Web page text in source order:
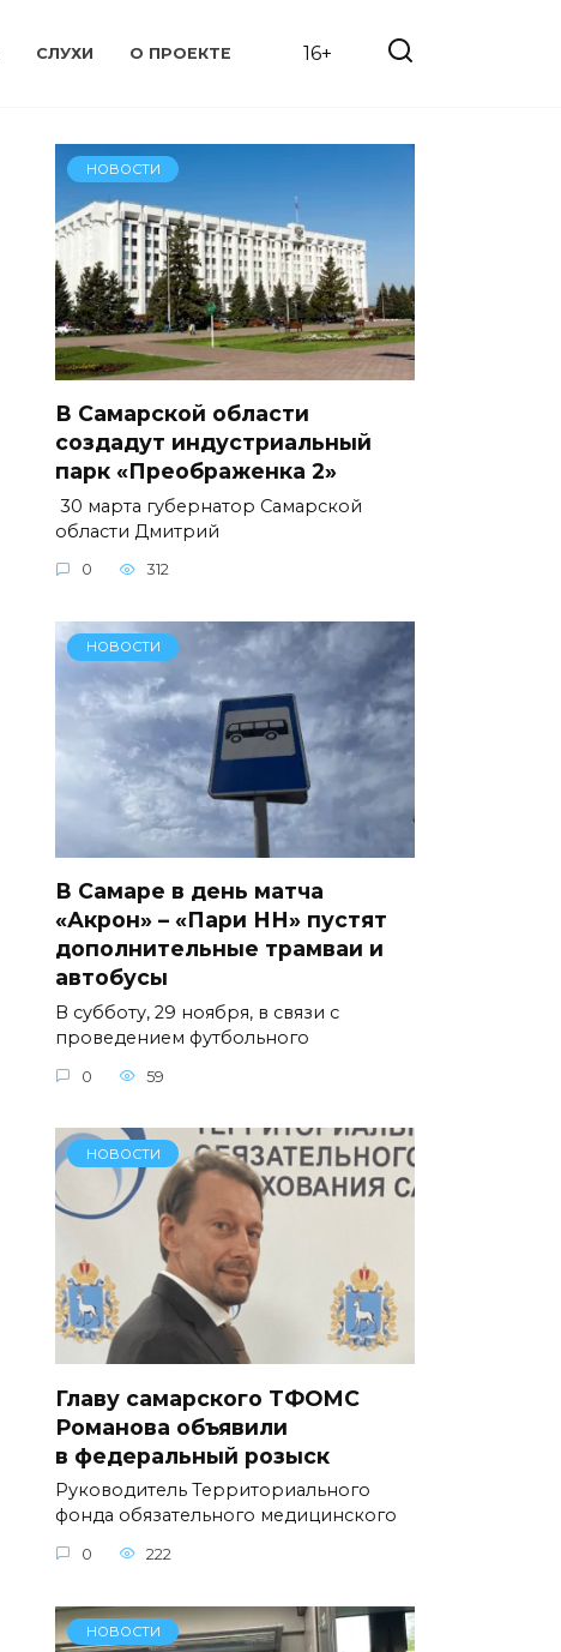
СЛУХИ О ПРОЕКТЕ 16+
НОВОСТИ
В Самарской области
создадут индустриальный
парк «Преображенка 2»
30 марта губернатор Самарской
области Дмитрий
0 312
НОВОСТИ
В Самаре в день матча
«Акрон» – «Пари НН» пустят
дополнительные трамваи и
автобусы
В субботу, 29 ноября, в связи с
проведением футбольного
0 59
НОВОСТИ
Главу самарского ТФОМС
Романова объявили
в федеральный розыск
Руководитель Территориального
фонда обязательного медицинского
0 222
НОВОСТИ